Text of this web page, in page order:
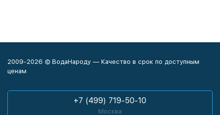
2009-2026 © ВодаНароду — Качество в срок по доступным
ценам
+7 (499) 719-50-10
Москва